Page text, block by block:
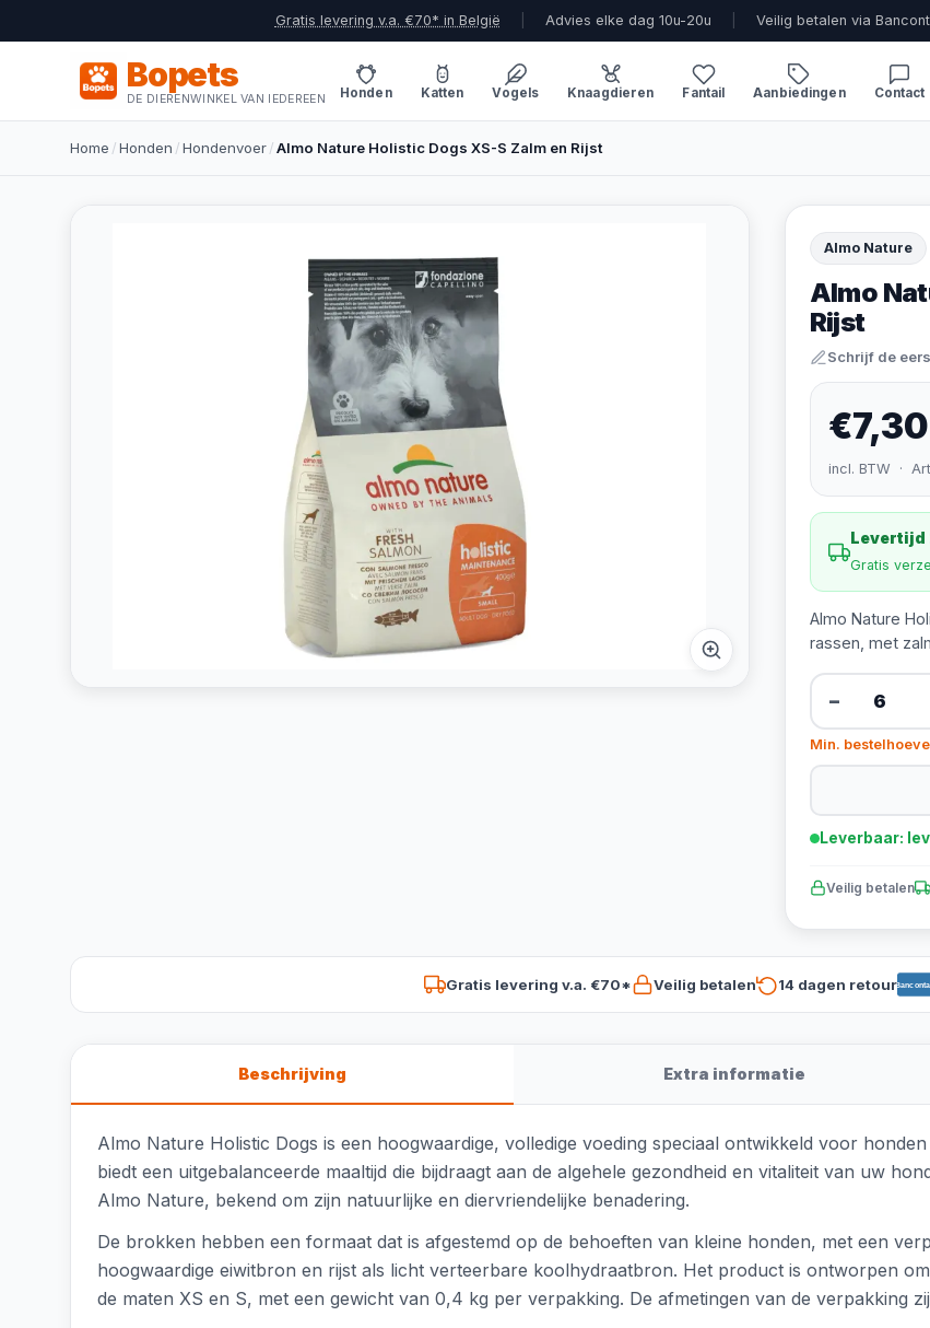
Gratis levering v.a. €70* in België Advies elke dag 10u-20u Veilig betalen via
Bopets
DE DIERENWINKEL VAN IEDEREEN Honden Katten Vogels Knaagdieren Fantail Aanbiedingen Contact
Home /Honden /Hondenvoer/Almo Nature Holistic Dogs XS-S Zalm en Rijst
Almo Nature
Almo
Rijst
Schrijf de
€7,30
incl. BTW ·
Levertijd
Gratis
Almo Nature
rassen, met
−
Min.
Leverbaar:
Veilig betalen
Gratis levering v.a. €70* Veilig betalen 14 dagen retour
Beschrijving Extra informatie
Almo Nature Holistic Dogs is een hoogwaardige, volledige voeding speciaal ontwikkeld voor
biedt een uitgebalanceerde maaltijd die bijdraagt aan de algehele gezondheid en vitaliteit van uw
Almo Nature, bekend om zijn natuurlijke en diervriendelijke benadering.
De brokken hebben een formaat dat is afgestemd op de behoeften van kleine honden, met een
hoogwaardige eiwitbron en rijst als licht verteerbare koolhydraatbron. Het product is ontworpen
de maten XS en S, met een gewicht van 0,4 kg per verpakking. De afmetingen van de verpakking